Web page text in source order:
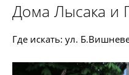
Дома Лысака и
Где искать: ул.